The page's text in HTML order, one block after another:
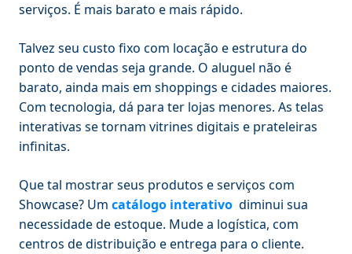
serviços. É mais barato e mais rápido.
Talvez seu custo fixo com locação e estrutura do
ponto de vendas seja grande. O aluguel não é
barato, ainda mais em shoppings e cidades maiores.
Com tecnologia, dá para ter lojas menores. As telas
interativas se tornam vitrines digitais e prateleiras
infinitas.
Que tal mostrar seus produtos e serviços com
Showcase? Um catálogo interativo diminui sua
necessidade de estoque. Mude a logística, com
centros de distribuição e entrega para o cliente.